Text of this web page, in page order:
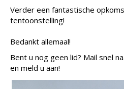
Verder een fantastische
tentoonstelling!
Bedankt allemaal!
Bent u nog geen lid? Mail snel
en meld u aan!